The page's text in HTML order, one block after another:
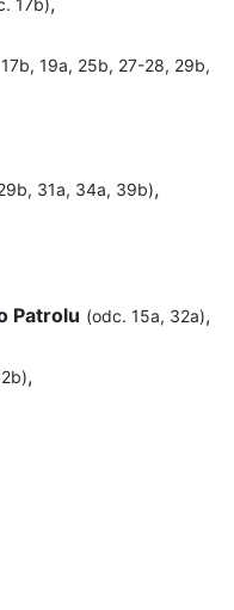
19a, 25b, 27-28, 29b,
31a, 34a, 39b),
Patrolu (odc. 15a, 32a),
,